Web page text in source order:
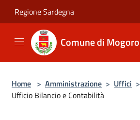
Regione Sardegna
Comune di Mogoro
Home > Amministrazione > Uffici >
Ufficio Bilancio e Contabilità